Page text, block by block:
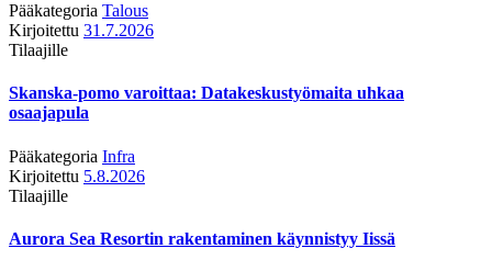
Pääkategoria Talous
Kirjoitettu 31.7.2026
Tilaajille
Skanska-pomo varoittaa: Datakeskustyömaita uhkaa
osaajapula
Pääkategoria Infra
Kirjoitettu 5.8.2026
Tilaajille
Aurora Sea Resortin rakentaminen käynnistyy Iissä